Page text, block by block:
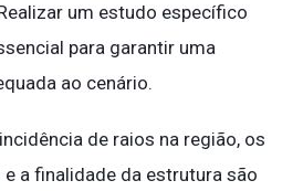
um estudo específico
para garantir uma
ao cenário.
de raios na região, os
a finalidade da estrutura são